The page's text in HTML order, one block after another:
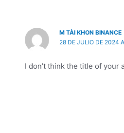
M TÀI KHON BINANCE
28 DE JULIO DE 2024
I don’t think the title of